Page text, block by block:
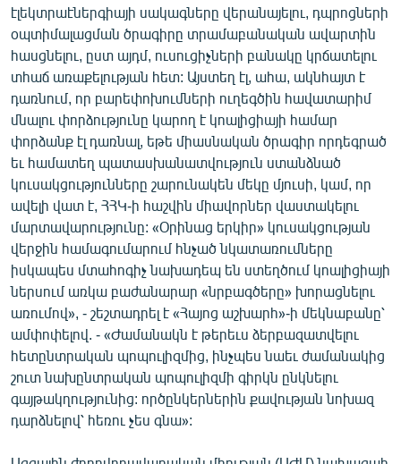
էլեկտրաէներգիայի սակագները վերանայելու, դպրոցների
օպտիմալացման ծրագիրը տրամաբանական ավարտին
հասցնելու, ըստ այդմ, ուսուցիչների բանակը կրճատելու
տհաճ առաքելության հետ: Այստեղ էլ, ահա, ակնհայտ է
դառնում, որ բարեփոխումների ուղեգծին հավատարիմ
մնալու փորձությունը կարող է կոալիցիայի համար
փորձանք էլ դառնալ, եթե միասնական ծրագիր որդեգրած
եւ համատեղ պատասխանատվություն ստանձնած
կուսակցությունները շարունակեն մեկը մյուսի, կամ, որ
ավելի վատ է, ՀՀԿ-ի հաշվին միավորներ վաստակելու
մարտավարությունը: «Օրինաց երկիր» կուսակցության
վերջին համագումարում հնչած նկատառումները
իսկապես մտահոգիչ նախադեպ են ստեղծում կոալիցիայի
ներսում առկա բաժանարար «նրբագծերը» խորացնելու
առումով», - շեշտադրել է «Հայոց աշխարհ»-ի մեկնաբանը՝
ամփոփելով. - «Ժամանակն է թերեւս ձերբազատվելու
հետընտրական պոպուլիզմից, ինչպես նաեւ ժամանակից
շուտ նախընտրական պոպուլիզմի գիրկն ընկնելու
գայթակղությունից: ործընկերներին քավության նոխազ
դարձնելով՝ հեռու չես գնա»: